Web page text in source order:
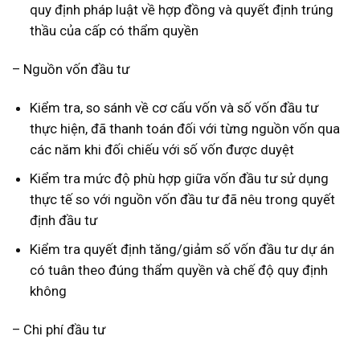
quy định pháp luật về hợp đồng và quyết định trúng
thầu của cấp có thẩm quyền
– Nguồn vốn đầu tư
Kiểm tra, so sánh về cơ cấu vốn và số vốn đầu tư
thực hiện, đã thanh toán đối với từng nguồn vốn qua
các năm khi đối chiếu với số vốn được duyệt
Kiểm tra mức độ phù hợp giữa vốn đầu tư sử dụng
thực tế so với nguồn vốn đầu tư đã nêu trong quyết
định đầu tư
Kiểm tra quyết định tăng/giảm số vốn đầu tư dự án
có tuân theo đúng thẩm quyền và chế độ quy định
không
– Chi phí đầu tư